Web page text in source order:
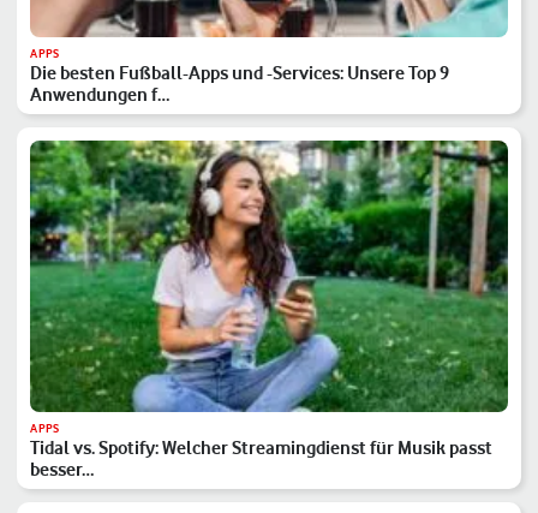
APPS
Die besten Fußball-Apps und -Services: Unsere Top 9
Anwendungen f…
APPS
Tidal vs. Spotify: Welcher Streamingdienst für Musik passt
besser…